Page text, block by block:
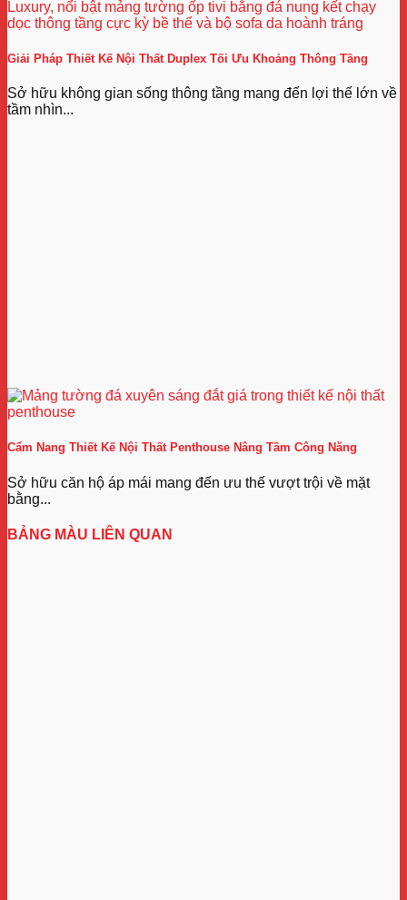
Giải Pháp Thiết Kế Nội Thất Duplex Tối Ưu Khoảng Thông Tầng
Sở hữu không gian sống thông tầng mang đến lợi thế lớn về
tầm nhìn...
Cẩm Nang Thiết Kế Nội Thất Penthouse Nâng Tầm Công Năng
Sở hữu căn hộ áp mái mang đến ưu thế vượt trội về mặt
bằng...
BẢNG MÀU LIÊN QUAN